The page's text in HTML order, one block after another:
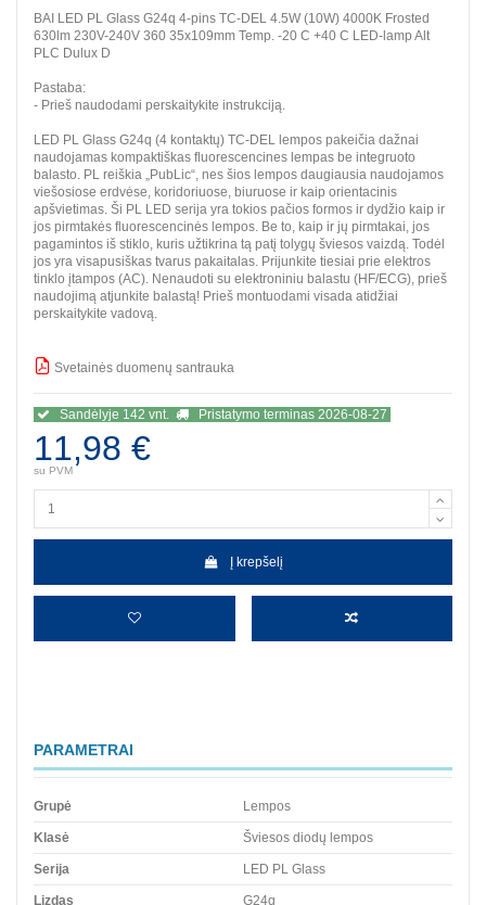
BAI LED PL Glass G24q 4-pins TC-DEL 4.5W (10W) 4000K Frosted
630lm 230V-240V 360 35x109mm Temp. -20 C +40 C LED-lamp Alt
PLC Dulux D
Pastaba:
- Prieš naudodami perskaitykite instrukciją.
LED PL Glass G24q (4 kontaktų) TC-DEL lempos pakeičia dažnai
naudojamas kompaktiškas fluorescencines lempas be integruoto
balasto. PL reiškia „PubLic“, nes šios lempos daugiausia naudojamos
viešosiose erdvėse, koridoriuose, biuruose ir kaip orientacinis
apšvietimas. Ši PL LED serija yra tokios pačios formos ir dydžio kaip ir
jos pirmtakės fluorescencinės lempos. Be to, kaip ir jų pirmtakai, jos
pagamintos iš stiklo, kuris užtikrina tą patį tolygų šviesos vaizdą. Todėl
jos yra visapusiškas tvarus pakaitalas. Prijunkite tiesiai prie elektros
tinklo įtampos (AC). Nenaudoti su elektroniniu balastu (HF/ECG), prieš
naudojimą atjunkite balastą! Prieš montuodami visada atidžiai
perskaitykite vadovą.
Svetainės duomenų santrauka
Sandėlyje 142 vnt. Pristatymo terminas 2026-08-27
11,98 €
su PVM
Į krepšelį
PARAMETRAI
Grupė Lempos
Klasė Šviesos diodų lempos
Serija LED PL Glass
Lizdas G24q